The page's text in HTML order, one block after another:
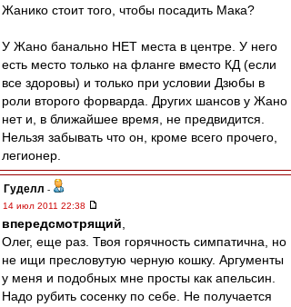
Жанико стоит того, чтобы посадить Мака?
У Жано банально НЕТ места в центре. У него
есть место только на фланге вместо КД (если
все здоровы) и только при условии Дзюбы в
роли второго форварда. Других шансов у Жано
нет и, в ближайшее время, не предвидится.
Нельзя забывать что он, кроме всего прочего,
легионер.
Гуделл -
14 июл 2011 22:38
впередсмотрящий
Олег, еще раз. Твоя горячность симпатична, но
не ищи пресловутую черную кошку. Аргументы
у меня и подобных мне просты как апельсин.
Надо рубить сосенку по себе. Не получается